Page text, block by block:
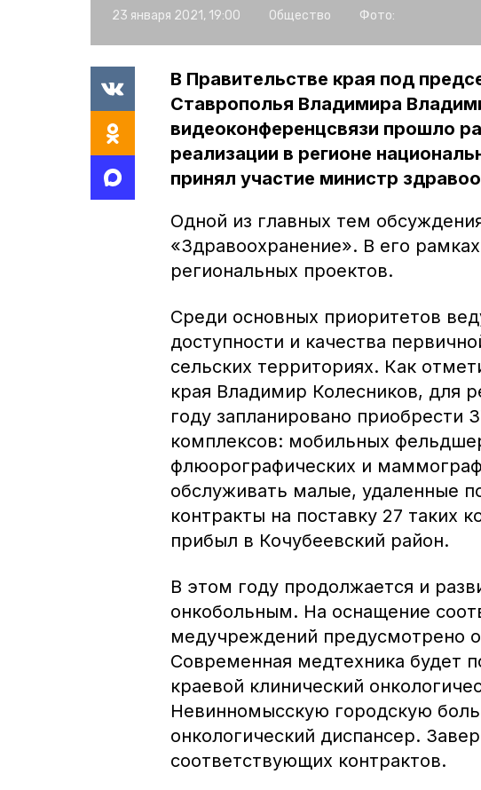
23 января 2021, 19:00 Общество Фото:
В Правительстве края под
Ставрополья Владимира
видеоконференцсвязи прошло
реализации в регионе
принял участие министр
Одной из главных тем
«Здравоохранение». В его
региональных проектов.
Среди основных приоритетов
доступности и качества
сельских территориях. Как
края Владимир Колесников, для
году запланировано
комплексов: мобильных
флюорографических и
обслуживать малые, удаленные
контракты на поставку 27 таких
прибыл в Кочубеевский район.
В этом году продолжается и
онкобольным. На оснащение
медучреждений предусмотрено
Современная медтехника будет
краевой клинический
Невинномысскую городскую
онкологический диспансер.
соответствующих контрактов.